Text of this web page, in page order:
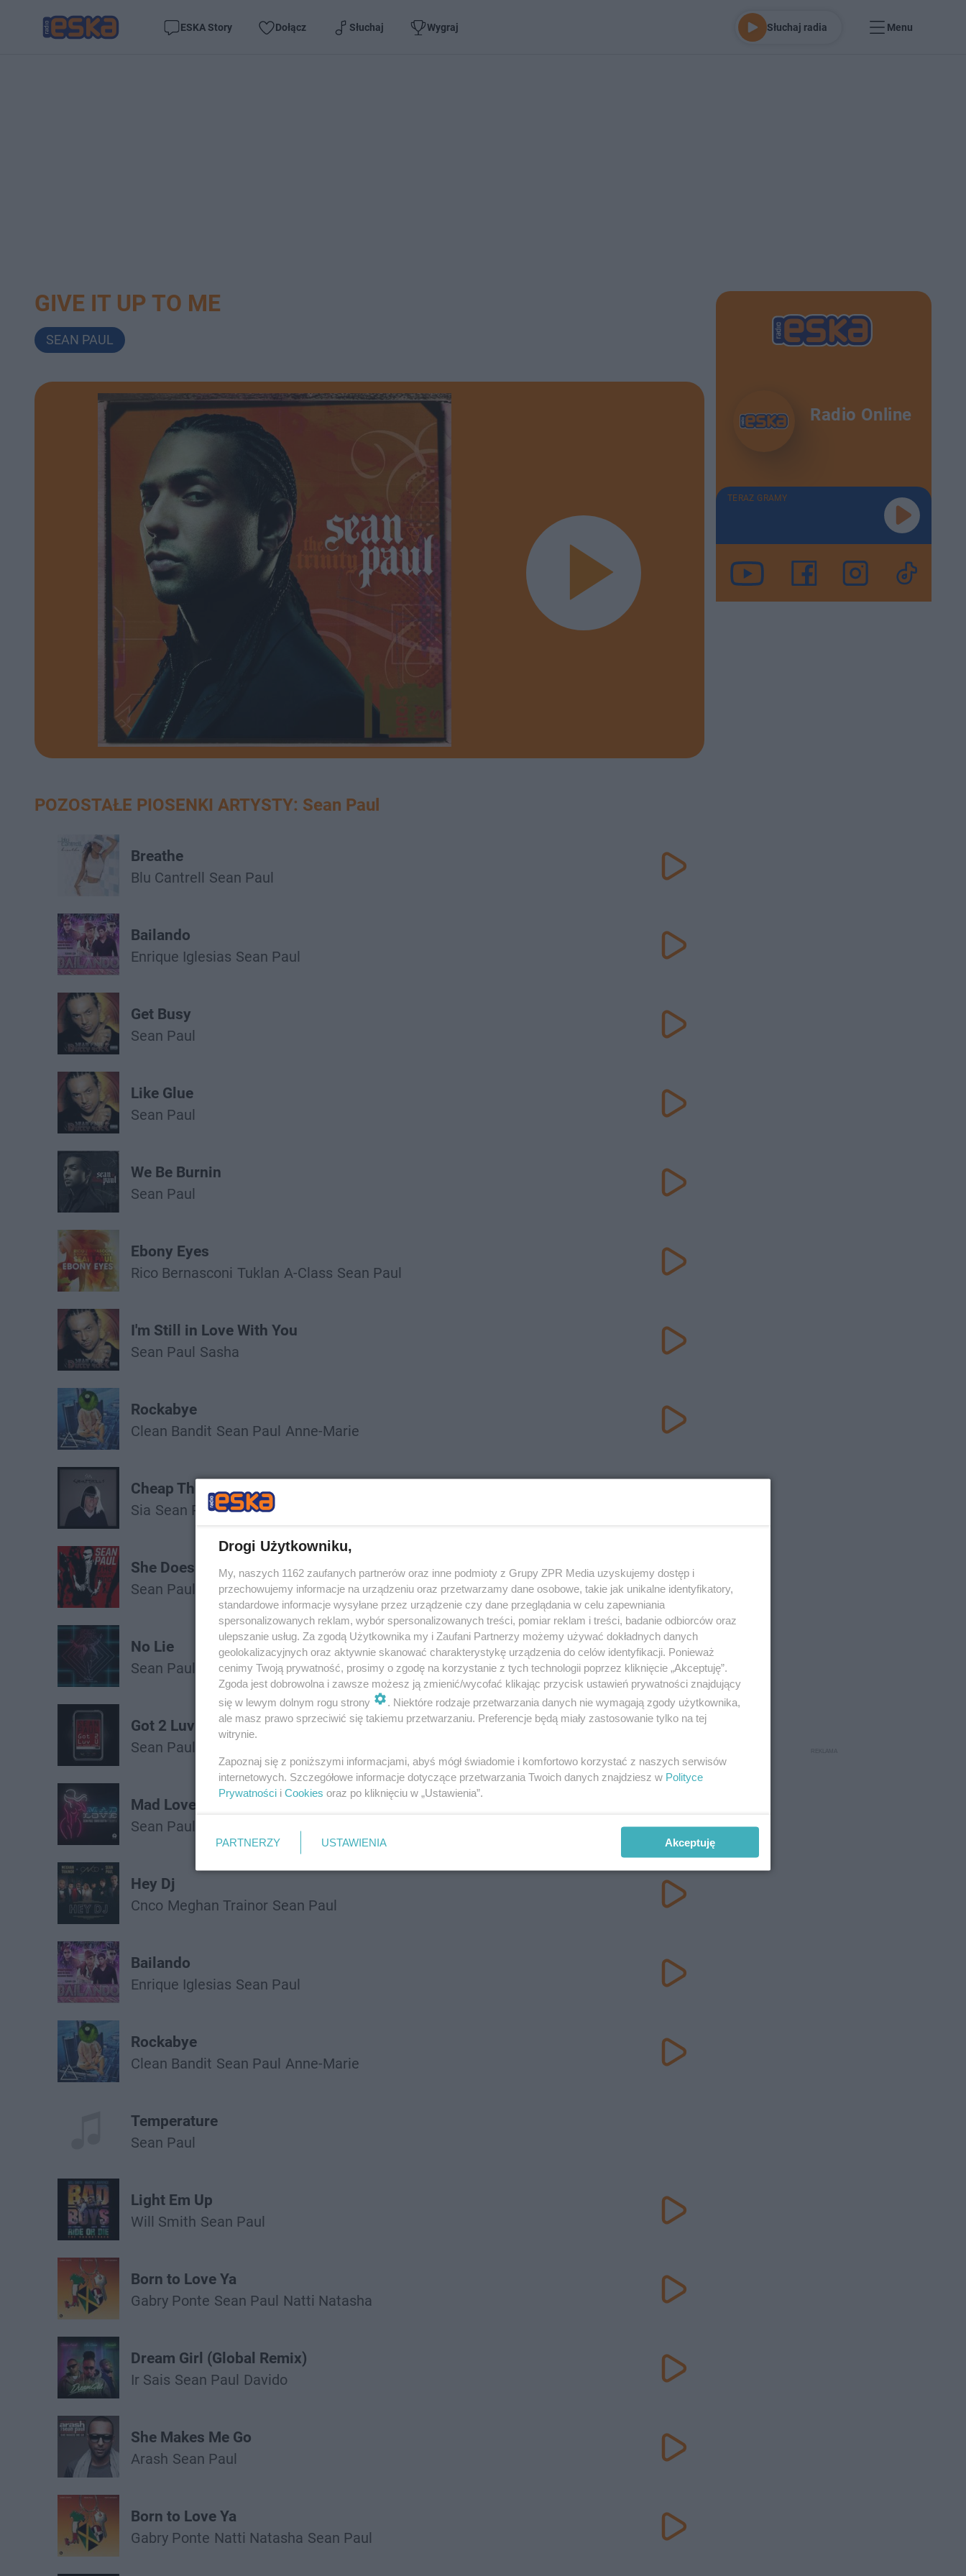
ESKA Story Dołącz Słuchaj Wygraj Słuchaj radia Menu
GIVE IT UP TO ME
SEAN PAUL
POZOSTAŁE PIOSENKI ARTYSTY: Sean Paul
Breathe
Blu Cantrell Sean Paul
Bailando
Enrique Iglesias Sean Paul
Get Busy
Sean Paul
Like Glue
Sean Paul
We Be Burnin
Sean Paul
Ebony Eyes
Rico Bernasconi Tuklan A-Class Sean Paul
I'm Still in Love With You
Sean Paul Sasha
Rockabye
Clean Bandit Sean Paul Anne-Marie
Cheap Thrills
Sia Sean Paul
She Doesn't Mind
Sean Paul
No Lie
Sean Paul
Dua Lipa
Got 2 Luv U
Sean Paul
Mad Love
Sean Paul
Becky G
Hey Dj
Cnco Meghan Trainor Sean Paul
Bailando
Enrique Iglesias Sean Paul
Rockabye
Clean Bandit Sean Paul Anne-Marie
Temperature
Sean Paul
Light Em Up
Will Smith Sean Paul
Born to Love Ya
Gabry Ponte Sean Paul Natti Natasha
Dream Girl (Global Remix)
Ir Sais Sean Paul Davido
She Makes Me Go
Arash Sean Paul
Born to Love Ya
Gabry Ponte Natti Natasha Sean Paul
Radio Online
TERAZ GRAMY
Drogi Użytkowniku,
My, naszych 1162 zaufanych partnerów oraz inne podmioty z Grupy ZPR Media uzyskujemy dostęp i
przechowujemy informacje na urządzeniu oraz przetwarzamy dane osobowe, takie jak unikalne identyfikatory,
standardowe informacje wysyłane przez urządzenie czy dane przeglądania w celu zapewniania
spersonalizowanych reklam, wybór spersonalizowanych treści, pomiar reklam i treści, badanie odbiorców oraz
ulepszanie usług. Za zgodą Użytkownika my i Zaufani Partnerzy możemy używać dokładnych danych
geolokalizacyjnych oraz aktywnie skanować charakterystykę urządzenia do celów identyfikacji. Ponieważ
cenimy Twoją prywatność, prosimy o zgodę na korzystanie z tych technologii poprzez kliknięcie „Akceptuję”.
Zgoda jest dobrowolna i zawsze możesz ją zmienić/wycofać klikając przycisk ustawień prywatności znajdujący
się w lewym dolnym rogu strony
. Niektóre rodzaje przetwarzania danych nie wymagają zgody użytkownika,
ale masz prawo sprzeciwić się takiemu przetwarzaniu. Preferencje będą miały zastosowanie tylko na tej
witrynie.
Zapoznaj się z poniższymi informacjami, abyś mógł świadomie i komfortowo korzystać z naszych serwisów
internetowych. Szczegółowe informacje dotyczące przetwarzania Twoich danych znajdziesz w Polityce
Prywatności i Cookies oraz po kliknięciu w „Ustawienia”.
PARTNERZY USTAWIENIA Akceptuję